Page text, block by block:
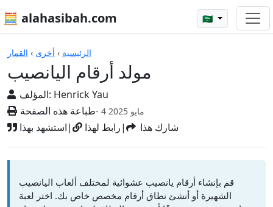
🧮 alahasibah.com 🇸🇦
الرئيسية › أخرى › القمار
مولد أرقام اليانصيب
المؤلف: Henrick Yau
طباعة هذه الصفحة
- 4 مايو 2025
استشهد بهذا| رابط لهذا| شارك هذا
الآلات الحاسبة
قم بإنشاء أرقام يانصيب عشوائية لمختلف ألعاب اليانصيب
الشهيرة أو أنشئ نطاق أرقام مخصص خاص بك. اختر لعبة